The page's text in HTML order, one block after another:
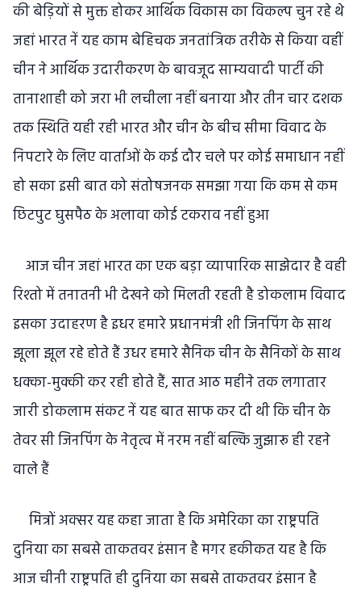
की बेड़ियों से मुक्त होकर आर्थिक विकास का विकल्प चुन रहे थे
जहां भारत नें यह काम बेहिचक जनतांत्रिक तरीके से किया वहीं
चीन ने आर्थिक उदारीकरण के बावजूद साम्यवादी पार्टी की
तानाशाही को जरा भी लचीला नहीं बनाया और तीन चार दशक
तक स्थिति यही रही भारत और चीन के बीच सीमा विवाद के
निपटारे के लिए वार्ताओं के कई दौर चले पर कोई समाधान नहीं
हो सका इसी बात को संतोषजनक समझा गया कि कम से कम
छिटपुट घुसपैठ के अलावा कोई टकराव नहीं हुआ
आज चीन जहां भारत का एक बड़ा व्यापारिक साझेदार है वही
रिश्तो में तनातनी भी देखने को मिलती रहती है डोकलाम विवाद
इसका उदाहरण है इधर हमारे प्रधानमंत्री शी जिनपिंग के साथ
झूला झूल रहे होते हैं उधर हमारे सैनिक चीन के सैनिकों के साथ
धक्का-मुक्की कर रही होते हैं, सात आठ महीने तक लगातार
जारी डोकलाम संकट नें यह बात साफ कर दी थी कि चीन के
तेवर सी जिनपिंग के नेतृत्व में नरम नहीं बल्कि जुझारू ही रहने
वाले हैं
मित्रों अक्सर यह कहा जाता है कि अमेरिका का राष्ट्रपति
दुनिया का सबसे ताकतवर इंसान है मगर हकीकत यह है कि
आज चीनी राष्ट्रपति ही दुनिया का सबसे ताकतवर इंसान है